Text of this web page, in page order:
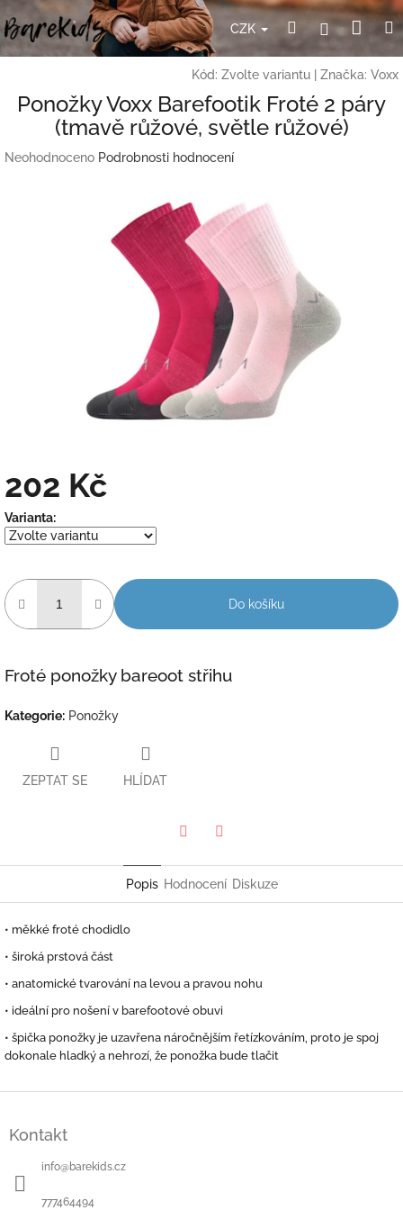
Přejít
na
obsah
CZK HledatPřihlášení
Kód: Zvolte variantu Značka: Voxx
Ponožky Voxx Barefootik Froté 2 páry
(tmavě růžové, světle růžové)
Průměrné
Neohodnoceno Podrobnosti hodnocení
202 Kč
Měrná
cena:
Varianta:
Do košíku
Froté ponožky bareoot střihu
Kategorie: Ponožky
ZEPTAT SE HLÍDAT
Popis Hodnocení Diskuze
• měkké froté chodidlo
• široká prstová část
• anatomické tvarování na levou a pravou nohu
• ideální pro nošení v barefootové obuvi
• špička ponožky je uzavřena náročnějším řetízkováním, proto je spoj
dokonale hladký a nehrozí, že ponožka bude tlačit
Kontakt
info@barekids.cz
777464494